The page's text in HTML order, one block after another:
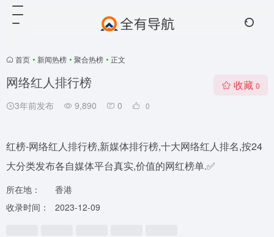
首页 • 新闻热榜 • 聚合热榜 • 正文
网络红人排行榜
3年前发布 9,890 0 0
收藏 0
红榜-网络红人排行榜,新媒体排行榜,十大网络红人排名,按24
大分类发布各自媒体平台真实,价值的网红榜单.✅
所在地：
香港
收录时间：
2023-12-09